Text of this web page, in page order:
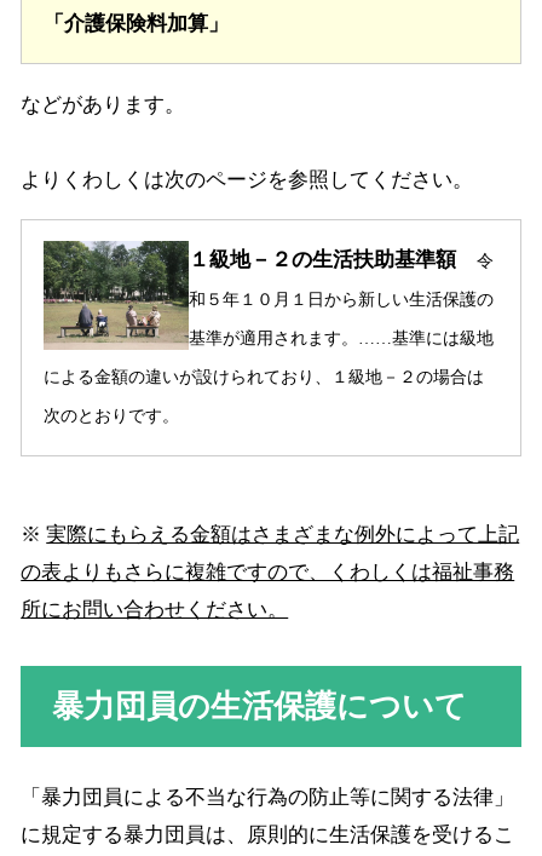
「介護保険料加算」
などがあります。
よりくわしくは次のページを参照してください。
１級地－２の生活扶助基準額
令
和５年１０月１日から新しい生活保護の
基準が適用されます。……基準には級地
による金額の違いが設けられており、１級地－２の場合は
次のとおりです。
※実際にもらえる金額はさまざまな例外によって上記
の表よりもさらに複雑ですので、くわしくは福祉事務
所にお問い合わせください。
暴力団員の生活保護について
「暴力団員による不当な行為の防止等に関する法律」
に規定する暴力団員は、原則的に生活保護を受けるこ